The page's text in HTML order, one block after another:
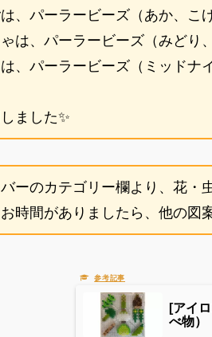
、パーラービーズ（あか、こ
は、パーラービーズ（みどり
、パーラービーズ（ミッドナ
ました✨
ーのカテゴリー欄より、花・
お時間がありましたら、他の図
[アイ
べ物）